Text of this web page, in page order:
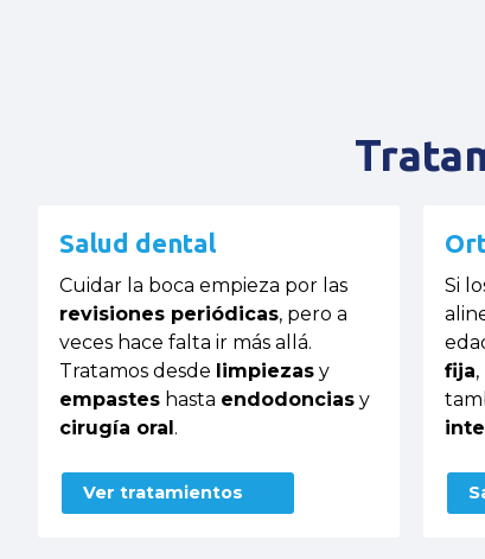
Salud dental
Cuidar la boca empieza por las
revisiones periódicas, pero a
veces hace falta ir más allá.
Tratamos desde limpiezas y
empastes hasta endodoncias y
cirugía oral .
Ver tratamientos
Si
fija,